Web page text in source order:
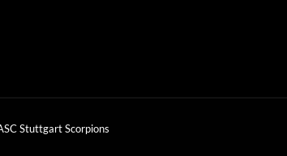
Stuttgart Scorpions